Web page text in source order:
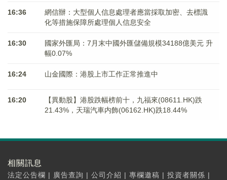
16:36
網信辦：大型個人信息處理者應當採取加密、去標識
化等措施保障所處理個人信息安全
16:30
國家外匯局：7月末中國外匯儲備規模34188億美元 升
幅0.07%
16:24 山金國際：港股上市工作正常推進中
16:20
【異動股】港股跌幅榜前十，九福來(08611.HK)跌
21.43%，天瑞汽車内飾(06162.HK)跌18.44%
相關訊息
法定公告欄 | 廣告查詢 | 公司介紹 | 專欄邀稿 | 投資者關係 |